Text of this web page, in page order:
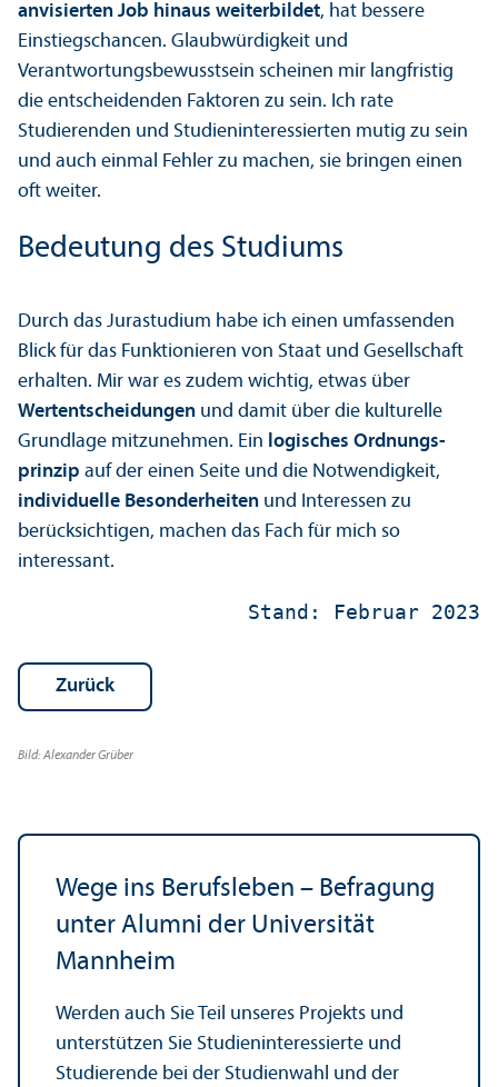
anvisierten Job hinaus weiterbildet, hat bessere
Einstiegs­chancen. Glaubwürdigkeit und
Verantwortungs­bewusstsein scheinen mir langfristig
die entscheidenden Faktoren zu sein. Ich rate
Studierenden und Studien­interessierten mutig zu sein
und auch einmal Fehler zu machen, sie bringen einen
oft weiter.
Bedeutung des Studiums
Durch das Jurastudium habe ich einen umfassenden
Blick für das Funktionieren von Staat und Gesellschaft
erhalten. Mir war es zudem wichtig, etwas über
Wertentscheidungen und damit über die kulturelle
Grundlage mitzunehmen. Ein logisches Ordnungs­
prinzip auf der einen Seite und die Notwendigkeit,
individuelle Besonderheiten und Interessen zu
berücksichtigen, machen das Fach für mich so
interessant.
Stand: Februar 2023
Zurück
Bild: Alexander Grüber
Wege ins Berufsleben – Befragung
unter Alumni der Universität
Mannheim
Werden auch Sie Teil unseres Projekts und
unter­stützen Sie Studien­interessierte und
Studierende bei der Studien­wahl und der